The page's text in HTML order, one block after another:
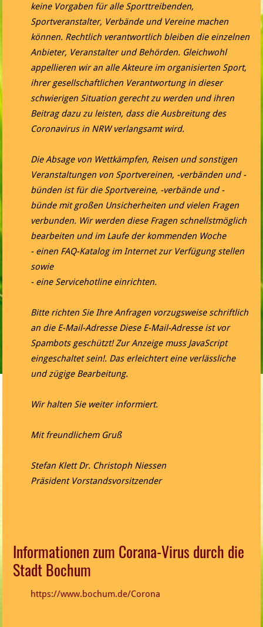
keine Vorgaben für alle Sporttreibenden,
Sportveranstalter, Verbände und Vereine machen
können. Rechtlich verantwortlich bleiben die einzelnen
Anbieter, Veranstalter und Behörden. Gleichwohl
appellieren wir an alle Akteure im organisierten Sport,
ihrer gesellschaftlichen Verantwortung in dieser
schwierigen Situation gerecht zu werden und ihren
Beitrag dazu zu leisten, dass die Ausbreitung des
Coronavirus in NRW verlangsamt wird.
Die Absage von Wettkämpfen, Reisen und sonstigen
Veranstaltungen von Sportvereinen, -verbänden und -
bünden ist für die Sportvereine, -verbände und -
bünde mit großen Unsicherheiten und vielen Fragen
verbunden. Wir werden diese Fragen schnellstmöglich
bearbeiten und im Laufe der kommenden Woche
- einen FAQ-Katalog im Internet zur Verfügung stellen
sowie
- eine Servicehotline einrichten.
Bitte richten Sie Ihre Anfragen vorzugsweise schriftlich
an die E-Mail-Adresse Diese E-Mail-Adresse ist vor
Spambots geschützt! Zur Anzeige muss JavaScript
eingeschaltet sein!. Das erleichtert eine verlässliche
und zügige Bearbeitung.
Wir halten Sie weiter informiert.
Mit freundlichem Gruß
Stefan Klett Dr. Christoph Niessen
Präsident Vorstandsvorsitzender
Informationen zum Corana-Virus durch die
Stadt Bochum
https://www.bochum.de/Corona